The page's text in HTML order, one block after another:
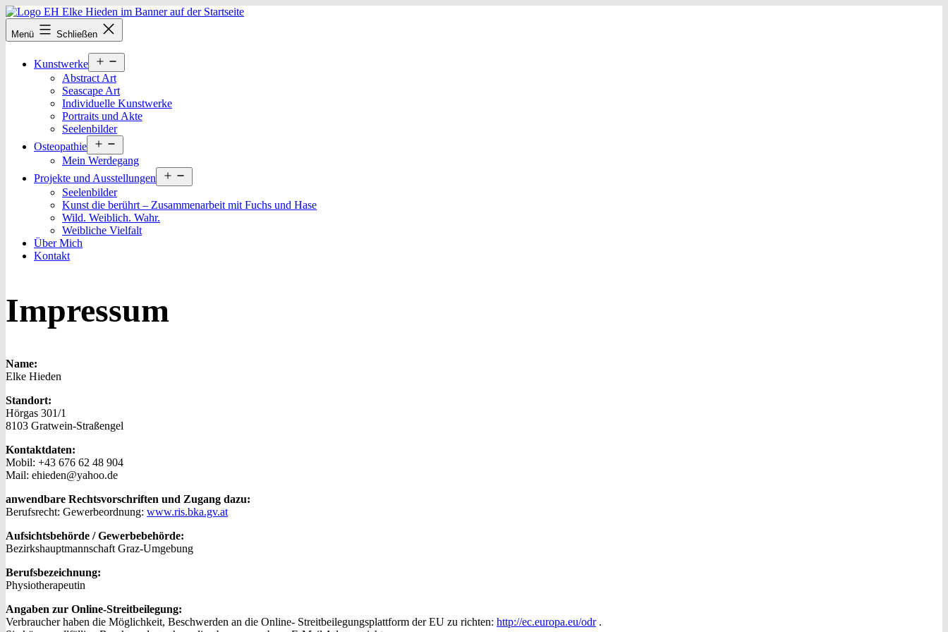
Zum
Inhalt
springen
Elke
Hieden
Menü Schließen
Kunstwerke
öffnen
Abstract Art
Seascape Art
Individuelle Kunstwerke
Portraits und Akte
Seelenbilder
Osteopathie
öffnen
Mein Werdegang
Projekte und Ausstellungen
öffnen
Seelenbilder
Kunst die berührt – Zusammenarbeit mit Fuchs und Hase
Wild. Weiblich. Wahr.
Weibliche Vielfalt
Über Mich
Kontakt
Impressum
Name:
Elke Hieden
Standort:
Hörgas 301/1
8103 Gratwein-Straßengel
Kontaktdaten:
Mobil: +43 676 62 48 904
Mail: ehieden@yahoo.de
anwendbare Rechtsvorschriften und Zugang dazu:
Berufsrecht: Gewerbeordnung: www.ris.bka.gv.at
Aufsichtsbehörde / Gewerbebehörde:
Bezirkshauptmannschaft Graz-Umgebung
Berufsbezeichnung:
Physiotherapeutin
Angaben zur Online-Streitbeilegung:
Verbraucher haben die Möglichkeit, Beschwerden an die Online- Streitbeilegungsplattform der EU zu richten: http://ec.europa.eu/odr.